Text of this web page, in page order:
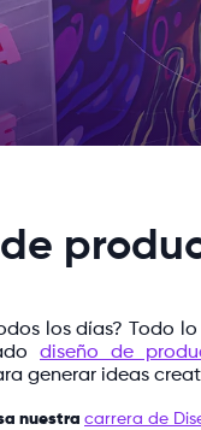
los días? Todo
diseño de
generar ideas
nuestra carrera de